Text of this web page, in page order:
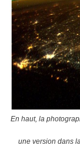
En haut, la
une version dans